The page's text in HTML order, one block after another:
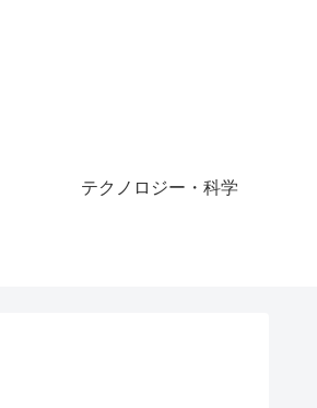
テクノロジー・科学